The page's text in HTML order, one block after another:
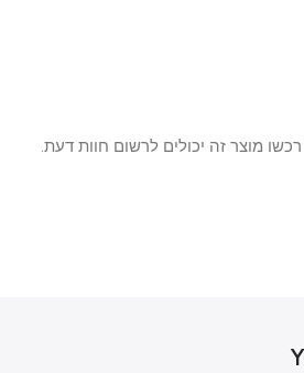
מוצר זה יכולים לרשום חוות דעת.